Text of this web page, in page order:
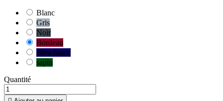
Blanc
Gris
Noir
Bordeau
Bleu foncé
sapin
Quantité